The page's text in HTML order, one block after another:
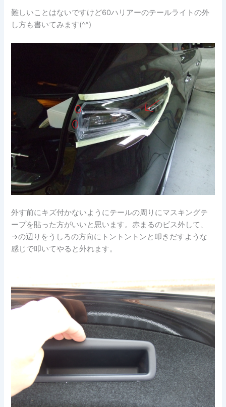
難しいことはないですけど60ハリアーのテールライトの外
し方も書いてみます(^^)
外す前にキズ付かないようにテールの周りにマスキングテ
ープを貼った方がいいと思います。赤まるのビス外して、
→の辺りをうしろの方向にトントントンと叩きだすような
感じで叩いてやると外れます。